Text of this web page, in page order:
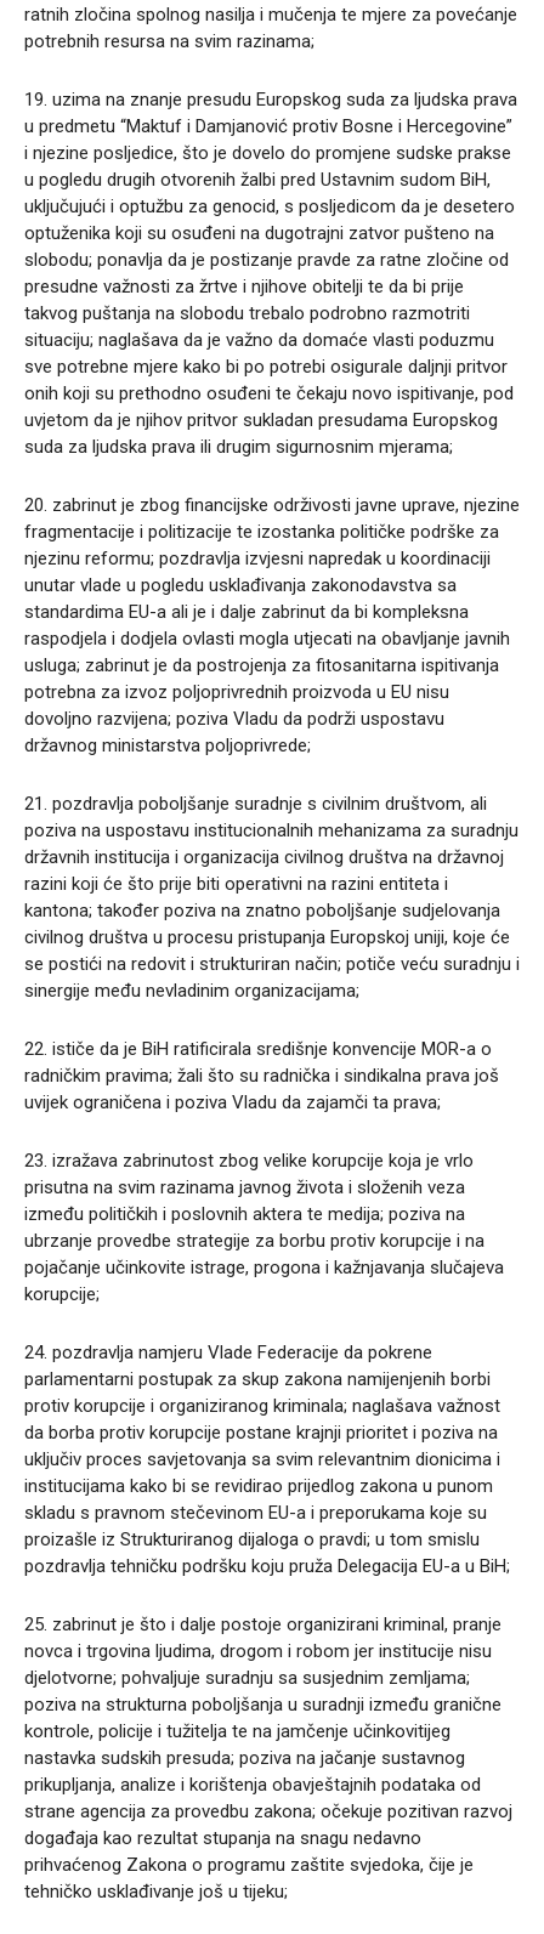
ratnih zločina spolnog nasilja i mučenja te mjere za povećanje
potrebnih resursa na svim razinama;
19. uzima na znanje presudu Europskog suda za ljudska prava
u predmetu “Maktuf i Damjanović protiv Bosne i Hercegovine”
i njezine posljedice, što je dovelo do promjene sudske prakse
u pogledu drugih otvorenih žalbi pred Ustavnim sudom BiH,
uključujući i optužbu za genocid, s posljedicom da je desetero
optuženika koji su osuđeni na dugotrajni zatvor pušteno na
slobodu; ponavlja da je postizanje pravde za ratne zločine od
presudne važnosti za žrtve i njihove obitelji te da bi prije
takvog puštanja na slobodu trebalo podrobno razmotriti
situaciju; naglašava da je važno da domaće vlasti poduzmu
sve potrebne mjere kako bi po potrebi osigurale daljnji pritvor
onih koji su prethodno osuđeni te čekaju novo ispitivanje, pod
uvjetom da je njihov pritvor sukladan presudama Europskog
suda za ljudska prava ili drugim sigurnosnim mjerama;
20. zabrinut je zbog financijske održivosti javne uprave, njezine
fragmentacije i politizacije te izostanka političke podrške za
njezinu reformu; pozdravlja izvjesni napredak u koordinaciji
unutar vlade u pogledu usklađivanja zakonodavstva sa
standardima EU-a ali je i dalje zabrinut da bi kompleksna
raspodjela i dodjela ovlasti mogla utjecati na obavljanje javnih
usluga; zabrinut je da postrojenja za fitosanitarna ispitivanja
potrebna za izvoz poljoprivrednih proizvoda u EU nisu
dovoljno razvijena; poziva Vladu da podrži uspostavu
državnog ministarstva poljoprivrede;
21. pozdravlja poboljšanje suradnje s civilnim društvom, ali
poziva na uspostavu institucionalnih mehanizama za suradnju
državnih institucija i organizacija civilnog društva na državnoj
razini koji će što prije biti operativni na razini entiteta i
kantona; također poziva na znatno poboljšanje sudjelovanja
civilnog društva u procesu pristupanja Europskoj uniji, koje će
se postići na redovit i strukturiran način; potiče veću suradnju i
sinergije među nevladinim organizacijama;
22. ističe da je BiH ratificirala središnje konvencije MOR-a o
radničkim pravima; žali što su radnička i sindikalna prava još
uvijek ograničena i poziva Vladu da zajamči ta prava;
23. izražava zabrinutost zbog velike korupcije koja je vrlo
prisutna na svim razinama javnog života i složenih veza
između političkih i poslovnih aktera te medija; poziva na
ubrzanje provedbe strategije za borbu protiv korupcije i na
pojačanje učinkovite istrage, progona i kažnjavanja slučajeva
korupcije;
24. pozdravlja namjeru Vlade Federacije da pokrene
parlamentarni postupak za skup zakona namijenjenih borbi
protiv korupcije i organiziranog kriminala; naglašava važnost
da borba protiv korupcije postane krajnji prioritet i poziva na
uključiv proces savjetovanja sa svim relevantnim dionicima i
institucijama kako bi se revidirao prijedlog zakona u punom
skladu s pravnom stečevinom EU-a i preporukama koje su
proizašle iz Strukturiranog dijaloga o pravdi; u tom smislu
pozdravlja tehničku podršku koju pruža Delegacija EU-a u BiH;
25. zabrinut je što i dalje postoje organizirani kriminal, pranje
novca i trgovina ljudima, drogom i robom jer institucije nisu
djelotvorne; pohvaljuje suradnju sa susjednim zemljama;
poziva na strukturna poboljšanja u suradnji između granične
kontrole, policije i tužitelja te na jamčenje učinkovitijeg
nastavka sudskih presuda; poziva na jačanje sustavnog
prikupljanja, analize i korištenja obavještajnih podataka od
strane agencija za provedbu zakona; očekuje pozitivan razvoj
događaja kao rezultat stupanja na snagu nedavno
prihvaćenog Zakona o programu zaštite svjedoka, čije je
tehničko usklađivanje još u tijeku;